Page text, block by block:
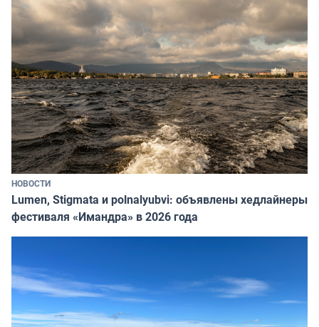
НОВОСТИ
Lumen, Stigmata и polnalyubvi: объявлены хедлайнеры
фестиваля «Имандра» в 2026 года